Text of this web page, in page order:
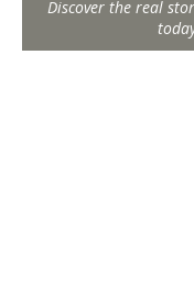
Discover the real